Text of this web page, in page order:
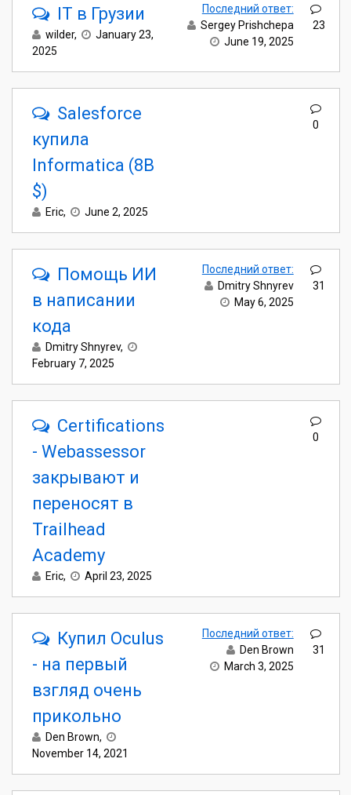
IT в Грузии
wilder,
January 23,
2025
Последний ответ:
Sergey Prishchepa
June 19, 2025
23
Salesforce
купила
Informatica (8B
$)
Eric, June 2, 2025
0
Помощь ИИ
в написании
кода
Dmitry Shnyrev,
February 7, 2025
Последний ответ:
Dmitry Shnyrev
May 6, 2025
31
Certifications
- Webassessor
закрывают и
переносят в
Trailhead
Academy
Eric, April 23, 2025
0
Купил Oculus
- на первый
взгляд очень
прикольно
Den Brown,
November 14, 2021
Последний ответ:
Den Brown
March 3, 2025
31